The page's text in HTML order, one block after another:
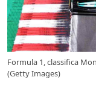
Formula 1, classifica
(Getty Images)